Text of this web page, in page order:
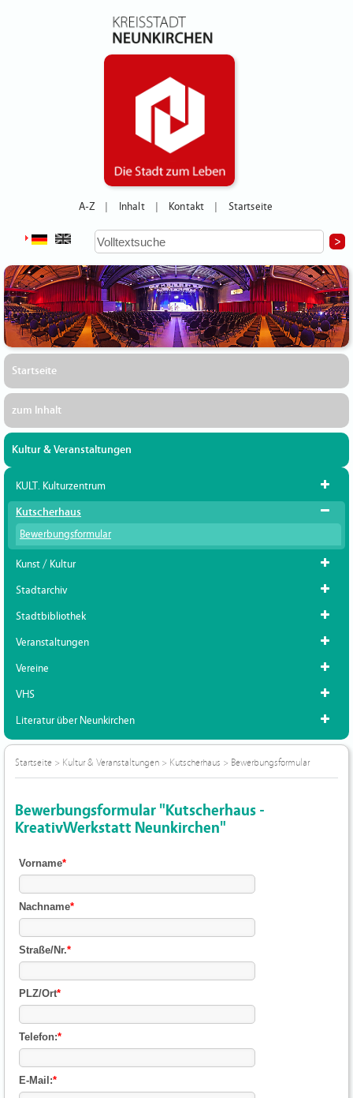
A-Z Inhalt Kontakt Startseite
Startseite
zum Inhalt
Kultur & Veranstaltungen
KULT. Kulturzentrum
Kutscherhaus
Bewerbungsformular
Kunst / Kultur
Stadtarchiv
Stadtbibliothek
Veranstaltungen
Vereine
VHS
Literatur über Neunkirchen
Startseite > Kultur & Veranstaltungen > Kutscherhaus > Bewerbungsformular
Bewerbungsformular "Kutscherhaus -
KreativWerkstatt Neunkirchen"
Vorname*
Nachname*
Straße/Nr.*
PLZ/Ort*
Telefon:*
E-Mail:*